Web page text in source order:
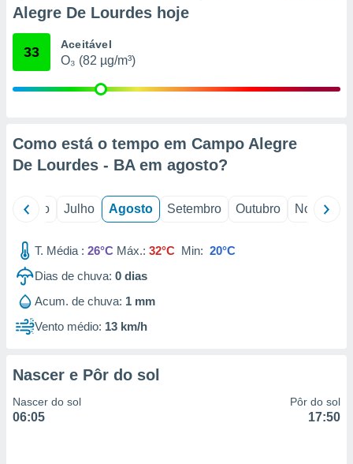
através
de
1199
Alegre De Lourdes hoje
33 Aceitável
O₃ (82 µg/m³)
Como está o tempo em Campo Alegre
De Lourdes - BA em agosto?
Junho Julho Agosto Setembro Outubro Novembro
T. Média : 26°C Máx.: 32°C Min: 20°C
Dias de chuva: 0 dias
Acum. de chuva: 1 mm
Vento médio: 13 km/h
Nascer e Pôr do sol
Nascer do sol
06:05
Pôr do sol
17:50